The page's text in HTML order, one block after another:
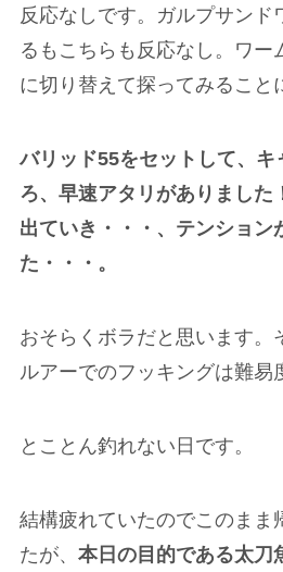
反応なしです。ガルプサンド
るもこちらも反応なし。ワー
に切り替えて探ってみること
バリッド55をセットして、キ
ろ、早速アタリがありました
出ていき・・・、テンション
た・・・。
おそらくボラだと思います。
ルアーでのフッキングは難易
とことん釣れない日です。
結構疲れていたのでこのまま
たが、 本日の目的である太刀